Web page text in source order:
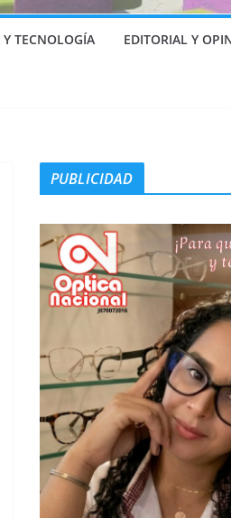
TECNOLOGÍA EDITORIAL Y
PUBLICIDAD